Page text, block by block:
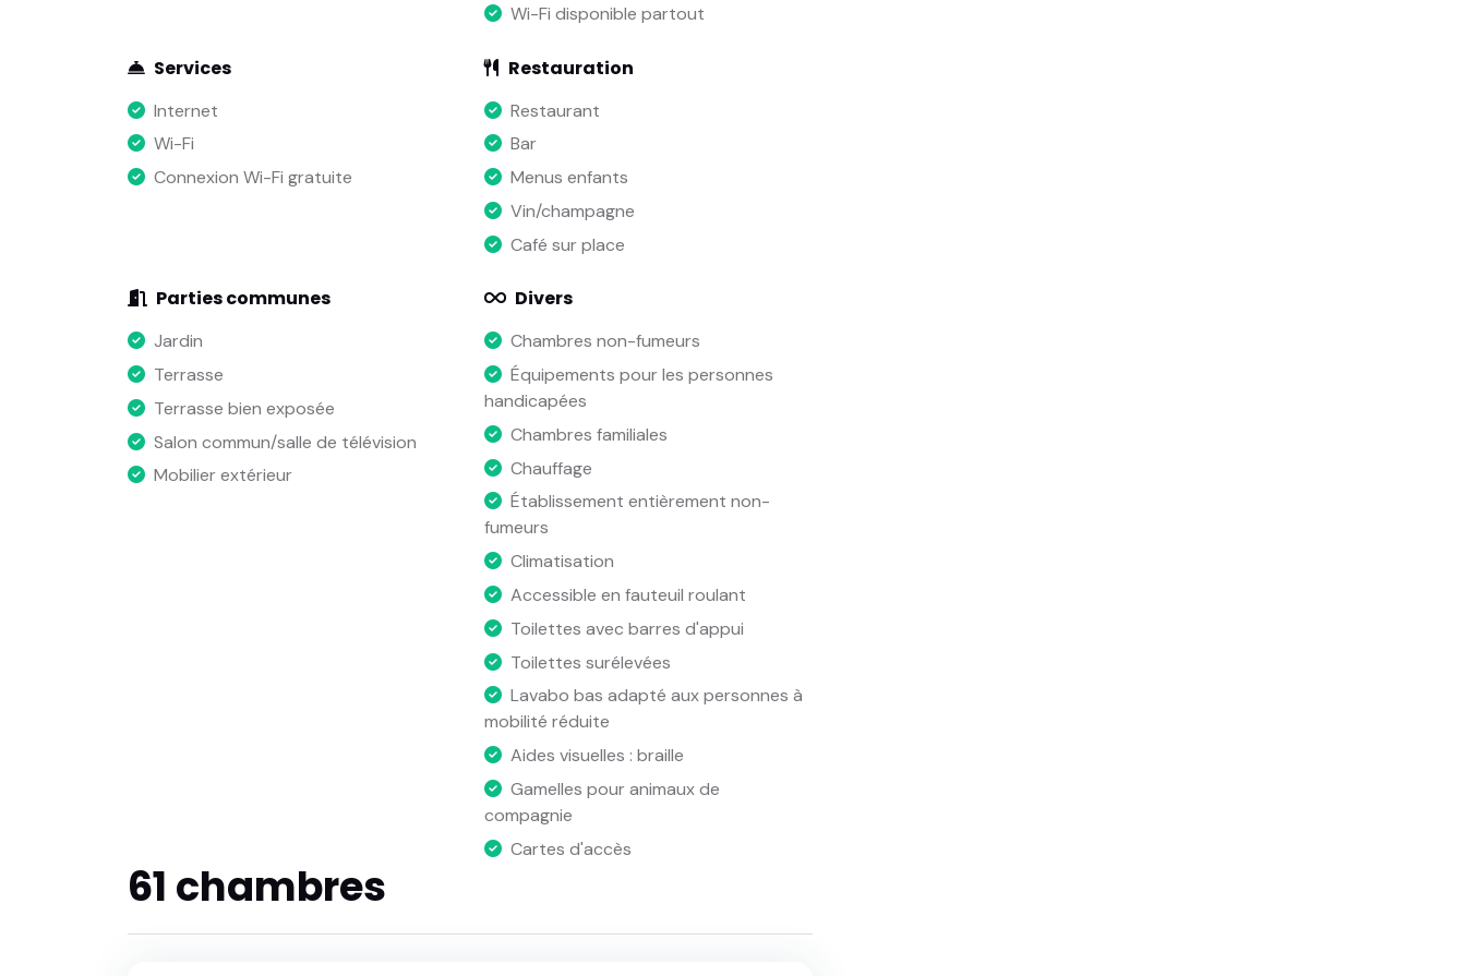
Wi-Fi disponible partout
Services
Internet
Wi-Fi
Connexion Wi-Fi gratuite
Restauration
Restaurant
Bar
Menus enfants
Vin/champagne
Café sur place
Parties communes
Jardin
Terrasse
Terrasse bien exposée
Salon commun/salle de télévision
Mobilier extérieur
Divers
Chambres non-fumeurs
Équipements pour les personnes
handicapées
Chambres familiales
Chauffage
Établissement entièrement non-
fumeurs
Climatisation
Accessible en fauteuil roulant
Toilettes avec barres d'appui
Toilettes surélevées
Lavabo bas adapté aux personnes à
mobilité réduite
Aides visuelles : braille
Gamelles pour animaux de
compagnie
Cartes d'accès
61 chambres